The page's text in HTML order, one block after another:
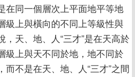
在同一個層次上平面地平等地
級上與橫向的不同上等級性與
，天、地、人“三才”是在天高於
級上與天不同於地，地不同於
而不是在天、地、人“三才”之間